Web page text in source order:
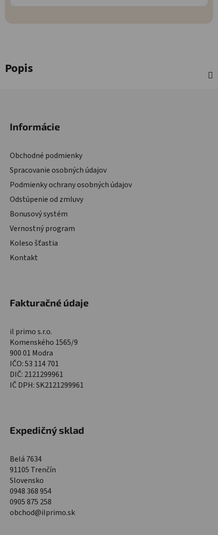
Popis
Informácie
Obchodné podmienky
Spracovanie osobných údajov
Podmienky ochrany osobných údajov
Odstúpenie od zmluvy
Bonusový systém
Vernostný program
Koleso šťastia
Kontakt
Fakturačné údaje
il primo s.r.o.
Komenského 1565/9
900 01 Modra
IČO: 53 114 701
DIČ: 2121299961
IČ DPH: SK2121299961
Expedičný sklad
Belá 7634
91105 Trenčín
Slovensko
0948 368 954
0905 875 258
obchod@ilprimo.sk